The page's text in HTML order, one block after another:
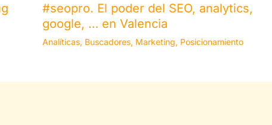
#seopro. El poder del SEO, analytics,
google, … en Valencia
Analíticas, Buscadores, Marketing, Posicionamiento